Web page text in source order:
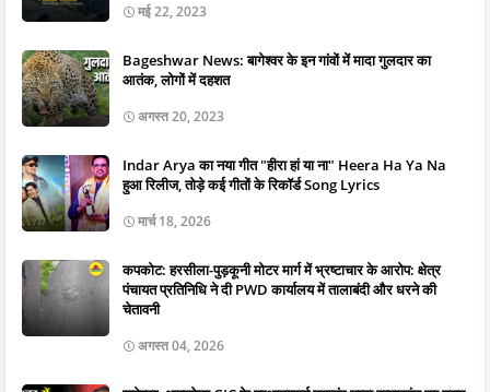
मई 22, 2023
Bageshwar News: बागेश्वर के इन गांवों में मादा गुलदार का
आतंक, लोगों में दहशत
अगस्त 20, 2023
Indar Arya का नया गीत "हीरा हां या ना" Heera Ha Ya Na
हुआ रिलीज, तोड़े कई गीतों के रिकॉर्ड Song Lyrics
मार्च 18, 2026
कपकोट: हरसीला-पुड़कूनी मोटर मार्ग में भ्रष्टाचार के आरोप: क्षेत्र
पंचायत प्रतिनिधि ने दी PWD कार्यालय में तालाबंदी और धरने की
चेतावनी
अगस्त 04, 2026